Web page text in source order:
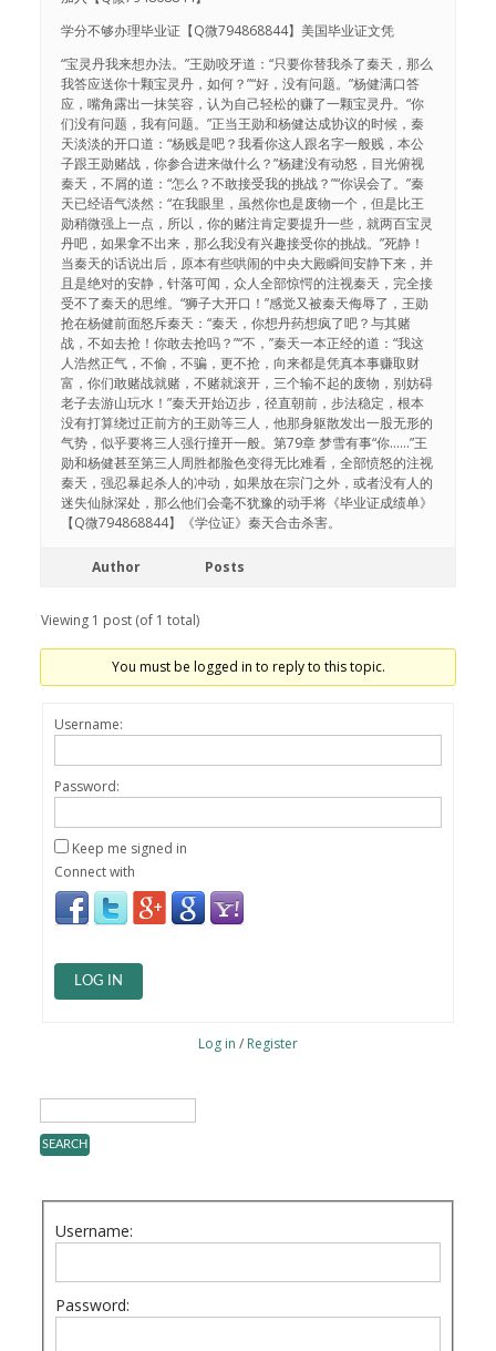
学分不够办理毕业证【Q微794868844】美国毕业证文凭
“宝灵丹我来想办法。”王勋咬牙道：“只要你替我杀了秦天，那么
我答应送你十颗宝灵丹，如何？”“好，没有问题。”杨健满口答
应，嘴角露出一抹笑容，认为自己轻松的赚了一颗宝灵丹。“你
们没有问题，我有问题。”正当王勋和杨健达成协议的时候，秦
天淡淡的开口道：“杨贱是吧？我看你这人跟名字一般贱，本公
子跟王勋赌战，你参合进来做什么？”杨建没有动怒，目光俯视
秦天，不屑的道：“怎么？不敢接受我的挑战？”“你误会了。”秦
天已经语气淡然：“在我眼里，虽然你也是废物一个，但是比王
勋稍微强上一点，所以，你的赌注肯定要提升一些，就两百宝灵
丹吧，如果拿不出来，那么我没有兴趣接受你的挑战。”死静！
当秦天的话说出后，原本有些哄闹的中央大殿瞬间安静下来，并
且是绝对的安静，针落可闻，众人全部惊愕的注视秦天，完全接
受不了秦天的思维。“狮子大开口！”感觉又被秦天侮辱了，王勋
抢在杨健前面怒斥秦天：“秦天，你想丹药想疯了吧？与其赌
战，不如去抢！你敢去抢吗？”“不，”秦天一本正经的道：“我这
人浩然正气，不偷，不骗，更不抢，向来都是凭真本事赚取财
富，你们敢赌战就赌，不赌就滚开，三个输不起的废物，别妨碍
老子去游山玩水！”秦天开始迈步，径直朝前，步法稳定，根本
没有打算绕过正前方的王勋等三人，他那身躯散发出一股无形的
气势，似乎要将三人强行撞开一般。第79章 梦雪有事“你……”王
勋和杨健甚至第三人周胜都脸色变得无比难看，全部愤怒的注视
秦天，强忍暴起杀人的冲动，如果放在宗门之外，或者没有人的
迷失仙脉深处，那么他们会毫不犹豫的动手将《毕业证成绩单》
【Q微794868844】《学位证》秦天合击杀害。
Author Posts
Viewing 1 post (of 1 total)
You must be logged in to reply to this topic.
Username:
Password:
Keep me signed in
Connect with
LOG IN
Log in / Register
Username:
Password: